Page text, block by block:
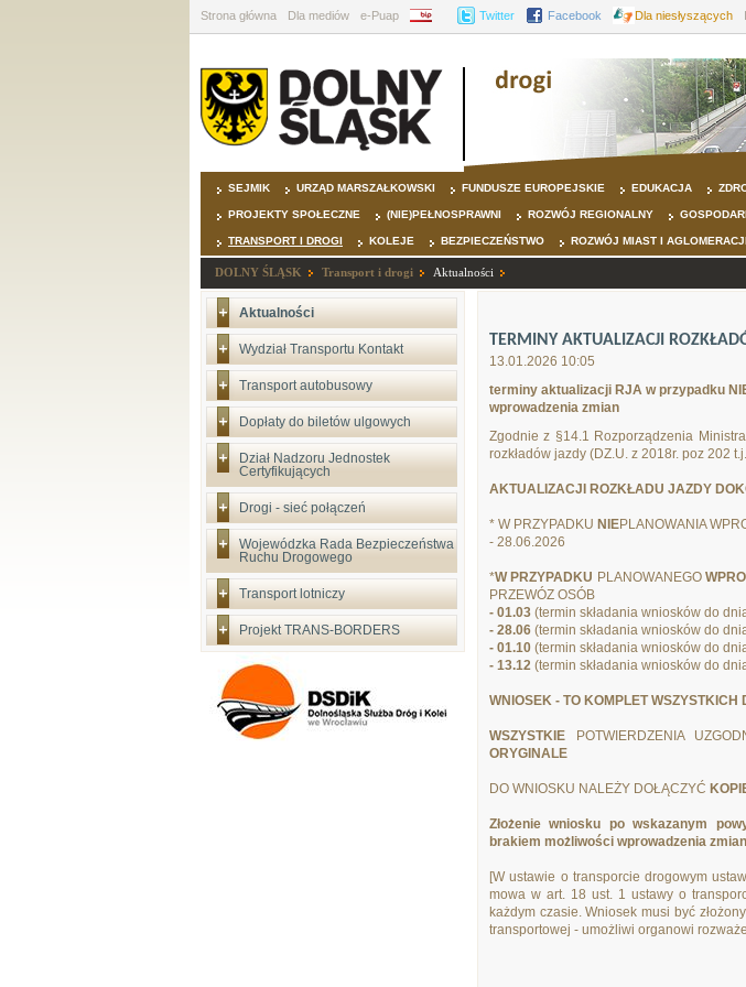
Strona główna Dla mediów e-Puap BIP Twitter Facebook Dla niesłyszących
SEJMIK URZĄD MARSZAŁKOWSKI FUNDUSZE EUROPEJSKIE EDUKACJA
PROJEKTY SPOŁECZNE (NIE)PEŁNOSPRAWNI ROZWÓJ REGIONALNY
TRANSPORT I DROGI KOLEJE BEZPIECZEŃSTWO ROZWÓJ MIAST I
DOLNY ŚLĄSK Transport i drogi Aktualności
Aktualności
Wydział Transportu Kontakt
Transport autobusowy
Dopłaty do biletów ulgowych
Dział Nadzoru Jednostek
Certyfikujących
Drogi - sieć połączeń
Wojewódzka Rada Bezpieczeństwa
Ruchu Drogowego
Transport lotniczy
Projekt TRANS-BORDERS
TERMINY AKTUALIZACJI
13.01.2026 10:05
terminy aktualizacji RJA w przypadku
wprowadzenia zmian
Zgodnie z §14.1 Rozporządzenia
rozkładów jazdy (DZ.U. z 2018r. poz 202
AKTUALIZACJI ROZKŁADU JAZDY
* W PRZYPADKU NIEPLANOWANIA
- 28.06.2026
*W PRZYPADKU PLANOWANEGO
PRZEWÓZ OSÓB
- 01.03 (termin składania wniosków do
- 28.06 (termin składania wniosków do
- 01.10 (termin składania wniosków do
- 13.12 (termin składania wniosków do
WNIOSEK - TO KOMPLET
WSZYSTKIE POTWIERDZENIA
ORYGINALE
DO WNIOSKU NALEŻY DOŁĄCZYĆ
Złożenie wniosku po wskazanym
brakiem możliwości wprowadzenia
[W ustawie o transporcie drogowym
mowa w art. 18 ust. 1 ustawy o
każdym czasie.Wniosek musi być
transportowej - umożliwi organowi